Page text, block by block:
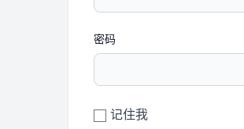
密码
记住我